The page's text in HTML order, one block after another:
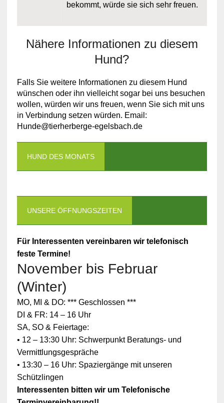
bekommt, würde sie sich sehr freuen.
Nähere Informationen zu diesem
Hund?
Falls Sie weitere Informationen zu diesem Hund
wünschen oder ihn vielleicht sogar bei uns besuchen
wollen, würden wir uns freuen, wenn Sie sich mit uns
in Verbindung setzen würden. Email:
Hunde@tierherberge-egelsbach.de
HUND DES MONATS
UNSERE ÖFFNUNGSZEITEN
Für Interessenten vereinbaren wir telefonisch
feste Termine!
November bis Februar
(Winter)
MO, MI & DO: *** Geschlossen ***
DI & FR: 14 – 16 Uhr
SA, SO & Feiertage:
• 12 – 13:30 Uhr: Schwerpunkt Beratungs- und
Vermittlungsgespräche
• 13:30 – 16 Uhr: Spaziergänge mit unseren
Schützlingen
Interessenten bitten wir um Telefonische